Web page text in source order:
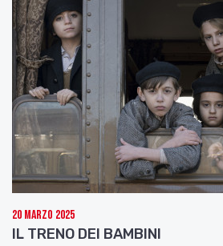
20 Marzo 2025
IL TRENO DEI BAMBINI